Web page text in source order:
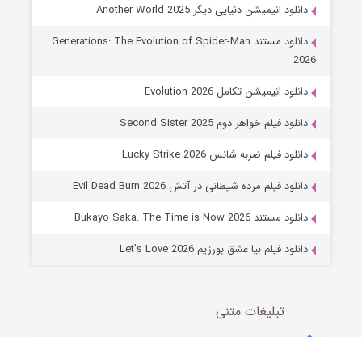
جادوگری در مغولستان
دانلود انیمیشن دنیایی دیگر Another World 2025
دانلود مستند Generations: The Evolution of Spider-Man
2026
دانلود انیمیشن تکامل Evolution 2026
دانلود فیلم خواهر دوم Second Sister 2025
دانلود فیلم ضربه شانس Lucky Strike 2026
دانلود فیلم مرده شیطانی در آتش Evil Dead Burn 2026
دانلود مستند Bukayo Saka: The Time is Now 2026
دانلود فیلم بیا عشق بورزیم Let’s Love 2026
تبلیغات متنی